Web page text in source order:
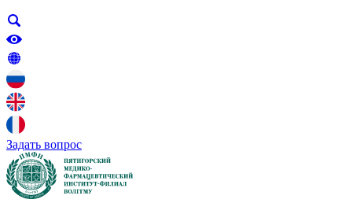
Задать вопрос